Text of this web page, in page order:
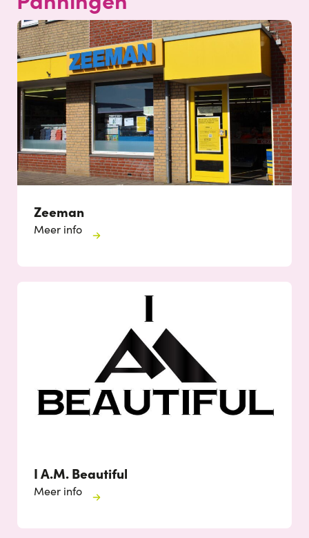
Zeeman
Meer info
I A.M. Beautiful
Meer info